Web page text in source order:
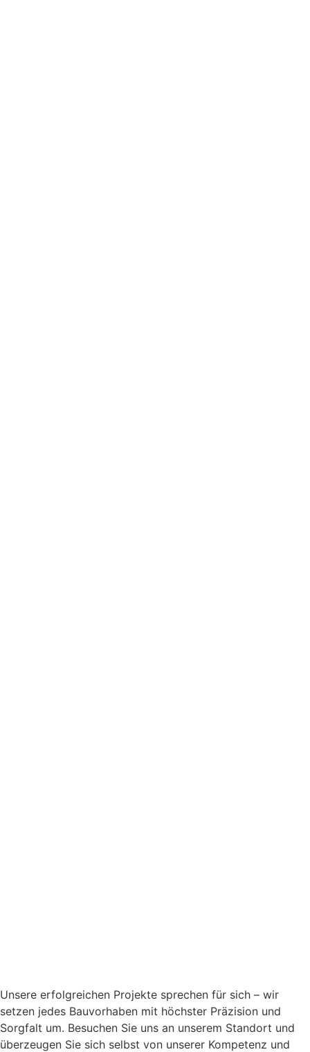
Unsere erfolgreichen Projekte sprechen für sich – wir
setzen jedes Bauvorhaben mit höchster Präzision und
Sorgfalt um. Besuchen Sie uns an unserem Standort und
überzeugen Sie sich selbst von unserer Kompetenz und